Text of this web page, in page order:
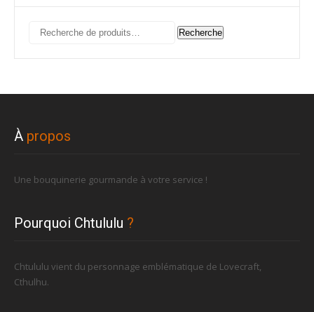
Recherche
Recherche
À propos
Une bouquinerie gourmande à votre service !
Pourquoi Chtululu ?
Chtululu vient du personnage emblématique de Lovecraft,
Cthulhu.